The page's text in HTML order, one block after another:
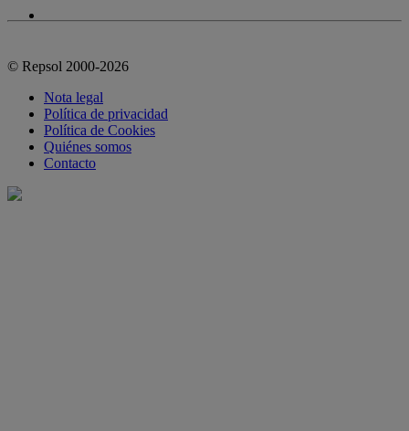
© Repsol 2000-2026
Nota legal
Política de privacidad
Política de Cookies
Quiénes somos
Contacto